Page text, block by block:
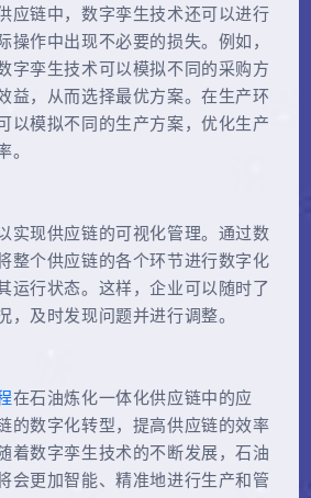
应链中，数字孪生技术还可以进行
操作中出现不必要的损失。例如，
字孪生技术可以模拟不同的采购方
益，从而选择最优方案。在生产环
以模拟不同的生产方案，优化生产
实现供应链的可视化管理。通过数
整个供应链的各个环节进行数字化
运行状态。这样，企业可以随时了
，及时发现问题并进行调整。
在石油炼化一体化供应链中的应
的数字化转型，提高供应链的效率
着数字孪生技术的不断发展，石油
会更加智能、精准地进行生产和管